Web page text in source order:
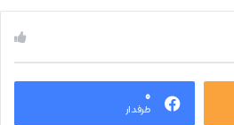
۰
طرفدار